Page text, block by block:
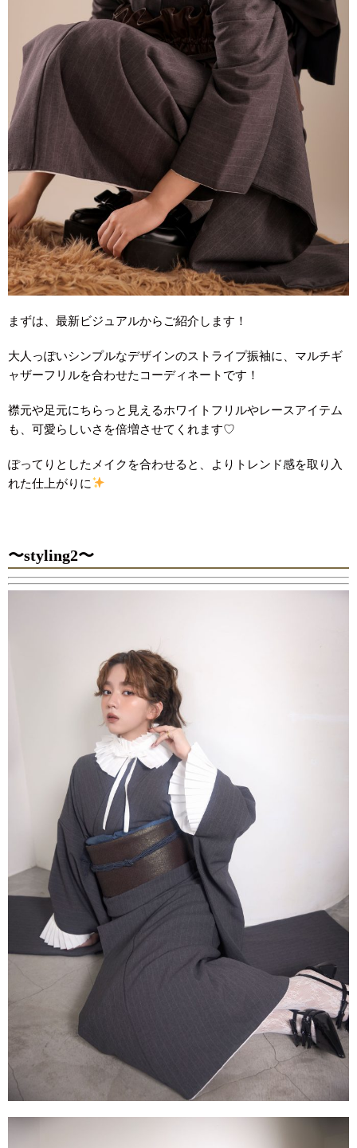
まずは、最新ビジュアルからご紹介します！
大人っぽいシンプルなデザインのストライプ振袖に、マルチギ
ャザーフリルを合わせたコーディネートです！
襟元や足元にちらっと見えるホワイトフリルやレースアイテム
も、可愛らしいさを倍増させてくれます♡
ぽってりとしたメイクを合わせると、よりトレンド感を取り入
れた仕上がりに
〜styling2〜